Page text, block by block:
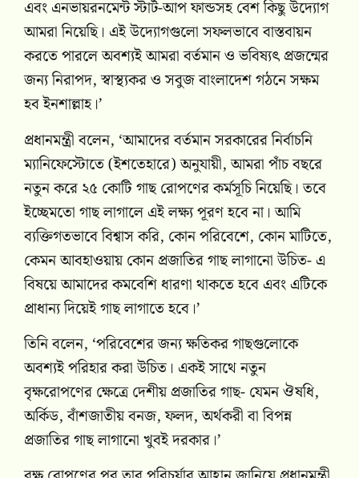
এবং এনভায়রনমেন্ট স্টার্ট-আপ ফান্ডসহ বেশ কিছু উদ্যোগ
আমরা নিয়েছি। এই উদ্যোগগুলো সফলভাবে বাস্তবায়ন
করতে পারলে অবশ্যই আমরা বর্তমান ও ভবিষ্যৎ প্রজন্মের
জন্য নিরাপদ, স্বাস্থ্যকর ও সবুজ বাংলাদেশ গঠনে সক্ষম
হব ইনশাল্লাহ।’
প্রধানমন্ত্রী বলেন, ‘আমাদের বর্তমান সরকারের নির্বাচনি
ম্যানিফেস্টোতে (ইশতেহারে) অনুযায়ী, আমরা পাঁচ বছরে
নতুন করে ২৫ কোটি গাছ রোপণের কর্মসূচি নিয়েছি। তবে
ইচ্ছেমতো গাছ লাগালে এই লক্ষ্য পূরণ হবে না। আমি
ব্যক্তিগতভাবে বিশ্বাস করি, কোন পরিবেশে, কোন মাটিতে,
কেমন আবহাওয়ায় কোন প্রজাতির গাছ লাগানো উচিত- এ
বিষয়ে আমাদের কমবেশি ধারণা থাকতে হবে এবং এটিকে
প্রাধান্য দিয়েই গাছ লাগাতে হবে।’
তিনি বলেন, ‘পরিবেশের জন্য ক্ষতিকর গাছগুলোকে
অবশ্যই পরিহার করা উচিত। একই সাথে নতুন
বৃক্ষরোপণের ক্ষেত্রে দেশীয় প্রজাতির গাছ- যেমন ঔষধি,
অর্কিড, বাঁশজাতীয় বনজ, ফলদ, অর্থকরী বা বিপন্ন
প্রজাতির গাছ লাগানো খুবই দরকার।’